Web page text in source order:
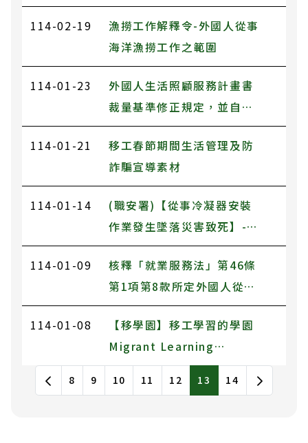
最新消息列表，包含標題和發布日期
114-02-19
漁撈工作解釋令-外國人從事
海洋漁撈工作之範圍
114-01-23
外國人生活照顧服務計畫書
裁量基準修正規定，並自即
日生效
114-01-21
移工春節期間生活管理及防
詐騙宣導素材
114-01-14
(職安署)【從事冷凝器安裝
作業發生墜落災害致死】-多
國語言版
114-01-09
核釋「就業服務法」第46條
第1項第8款所定外國人從事
海洋漁撈工作範圍，自即日
生效
114-01-08
【移學園】移工學習的學園
Migrant Learning
Garden 免費華語學習影片
8 9 10 11 12 13 14